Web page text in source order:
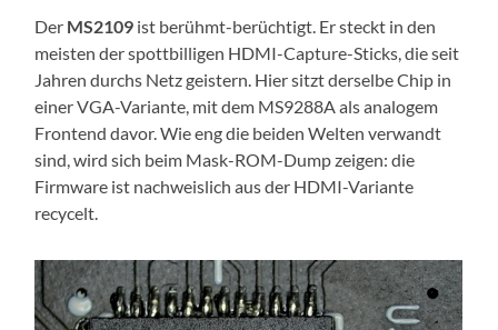
Der MS2109 ist berühmt-berüchtigt. Er steckt in den
meisten der spottbilligen HDMI-Capture-Sticks, die seit
Jahren durchs Netz geistern. Hier sitzt derselbe Chip in
einer VGA-Variante, mit dem MS9288A als analogem
Frontend davor. Wie eng die beiden Welten verwandt
sind, wird sich beim Mask-ROM-Dump zeigen: die
Firmware ist nachweislich aus der HDMI-Variante
recycelt.